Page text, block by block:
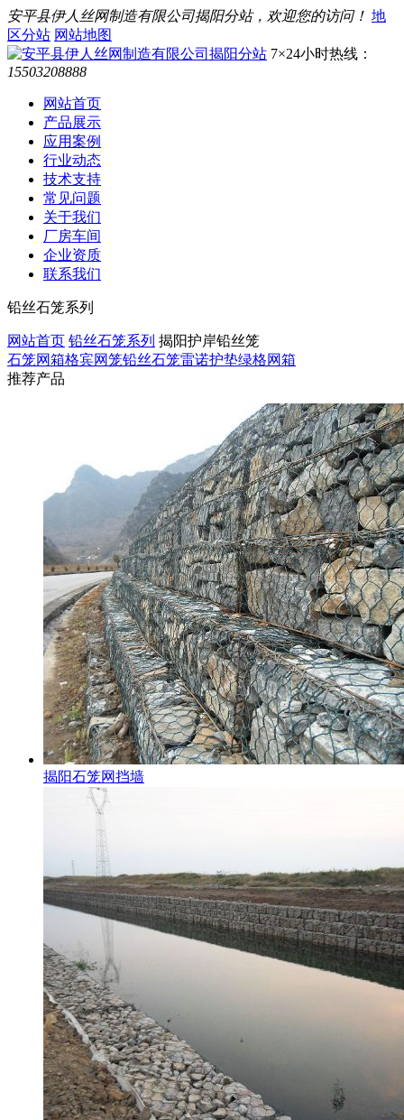
安平县伊人丝网制造有限公司揭阳分站，欢迎您的访问！ 地
区分站 网站地图
7×24小时热线：
15503208888
网站首页
产品展示
应用案例
行业动态
技术支持
常见问题
关于我们
厂房车间
企业资质
联系我们
铅丝石笼系列
网站首页 铅丝石笼系列 揭阳护岸铅丝笼
石笼网箱格宾网笼铅丝石笼雷诺护垫绿格网箱
推荐产品
揭阳石笼网挡墙